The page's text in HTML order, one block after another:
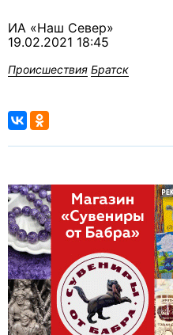
ИА «Наш Север»
19.02.2021 18:45
Происшествия Братск